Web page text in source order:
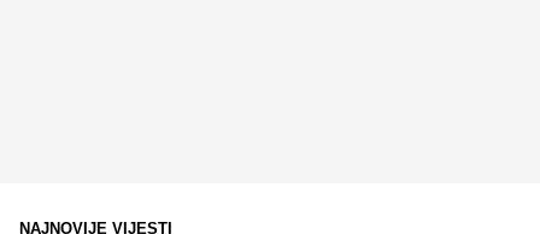
NAJNOVIJE VIJESTI